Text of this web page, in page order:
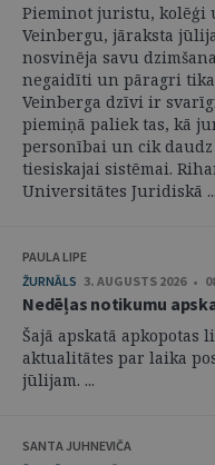
Pieminot juristu, kolēģi
Veinbergu, jāraksta
nosvinēja savu
negaidīti un pāragri
Veinberga dzīvi ir
piemiņā paliek tas, kā
personībai un cik
tiesiskajai sistēmai.
Universitātes Juridiskā ...
PAULA LIPE
ŽURNĀLS 3. AUGUSTS 2026 •
Nedēļas notikumu
Šajā apskatā apkopotas
aktualitātes par laika
jūlijam. ...
SANTA JUHNEVIČA